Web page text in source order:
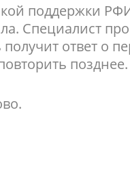
поддержки
Специалист
ответ о
позднее.